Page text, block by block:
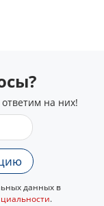
на них!
данных в
.